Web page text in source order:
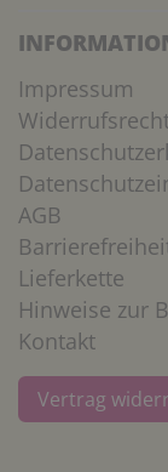
Impressum
AGB
Lieferkette
Hinweise zur
Kontakt
Vertrag